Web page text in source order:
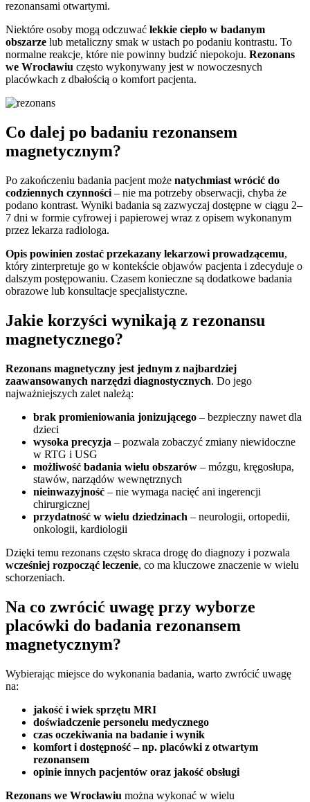
rezonansami otwartymi.
Niektóre osoby mogą odczuwać lekkie ciepło w badanym
obszarze lub metaliczny smak w ustach po podaniu kontrastu. To
normalne reakcje, które nie powinny budzić niepokoju. Rezonans
we Wrocławiu często wykonywany jest w nowoczesnych
placówkach z dbałością o komfort pacjenta.
Co dalej po badaniu rezonansem
magnetycznym?
Po zakończeniu badania pacjent może natychmiast wrócić do
codziennych czynności – nie ma potrzeby obserwacji, chyba że
podano kontrast. Wyniki badania są zazwyczaj dostępne w ciągu 2–
7 dni w formie cyfrowej i papierowej wraz z opisem wykonanym
przez lekarza radiologa.
Opis powinien zostać przekazany lekarzowi prowadzącemu,
który zinterpretuje go w kontekście objawów pacjenta i zdecyduje o
dalszym postępowaniu. Czasem konieczne są dodatkowe badania
obrazowe lub konsultacje specjalistyczne.
Jakie korzyści wynikają z rezonansu
magnetycznego?
Rezonans magnetyczny jest jednym z najbardziej
zaawansowanych narzędzi diagnostycznych. Do jego
najważniejszych zalet należą:
brak promieniowania jonizującego – bezpieczny nawet dla
dzieci
wysoka precyzja – pozwala zobaczyć zmiany niewidoczne
w RTG i USG
możliwość badania wielu obszarów – mózgu, kręgosłupa,
stawów, narządów wewnętrznych
nieinwazyjność – nie wymaga nacięć ani ingerencji
chirurgicznej
przydatność w wielu dziedzinach – neurologii, ortopedii,
onkologii, kardiologii
Dzięki temu rezonans często skraca drogę do diagnozy i pozwala
wcześniej rozpocząć leczenie, co ma kluczowe znaczenie w wielu
schorzeniach.
Na co zwrócić uwagę przy wyborze
placówki do badania rezonansem
magnetycznym?
Wybierając miejsce do wykonania badania, warto zwrócić uwagę
na:
jakość i wiek sprzętu MRI
doświadczenie personelu medycznego
czas oczekiwania na badanie i wynik
komfort i dostępność – np. placówki z otwartym
rezonansem
opinie innych pacjentów oraz jakość obsługi
Rezonans we Wrocławiu można wykonać w wielu